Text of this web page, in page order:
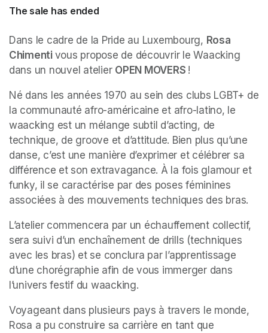
The sale has ended
Dans le cadre de la Pride au Luxembourg, Rosa
Chimenti vous propose de découvrir le Waacking
dans un nouvel atelier OPEN MOVERS !
Né dans les années 1970 au sein des clubs LGBT+ de
la communauté afro-américaine et afro-latino, le
waacking est un mélange subtil d’acting, de
technique, de groove et d’attitude. Bien plus qu’une
danse, c’est une manière d’exprimer et célébrer sa
différence et son extravagance. À la fois glamour et
funky, il se caractérise par des poses féminines
associées à des mouvements techniques des bras.
L’atelier commencera par un échauffement collectif,
sera suivi d’un enchaînement de drills (techniques
avec les bras) et se conclura par l’apprentissage
d’une chorégraphie afin de vous immerger dans
l’univers festif du waacking.
Voyageant dans plusieurs pays à travers le monde,
Rosa a pu construire sa carrière en tant que